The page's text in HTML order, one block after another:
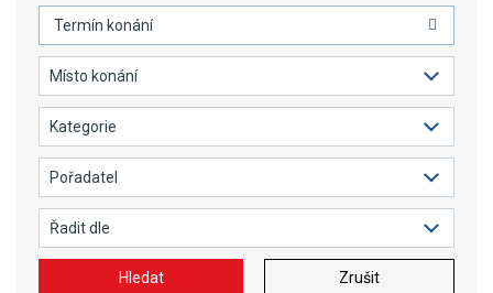
Hledat Zrušit